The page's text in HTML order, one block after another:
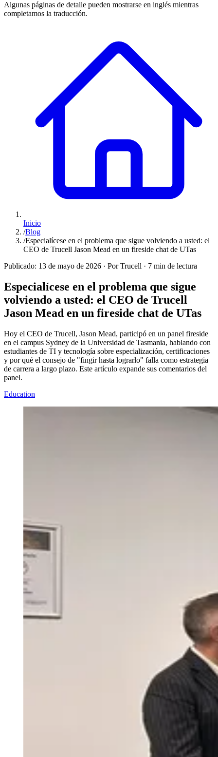
Algunas páginas de detalle pueden mostrarse en inglés mientras
completamos la traducción.
Inicio
/Blog
/Especialícese en el problema que sigue volviendo a usted: el
CEO de Trucell Jason Mead en un fireside chat de UTas
Publicado: 13 de mayo de 2026 · Por Trucell · 7 min de lectura
Especialícese en el problema que sigue
volviendo a usted: el CEO de Trucell
Jason Mead en un fireside chat de UTas
Hoy el CEO de Trucell, Jason Mead, participó en un panel fireside
en el campus Sydney de la Universidad de Tasmania, hablando con
estudiantes de TI y tecnología sobre especialización, certificaciones
y por qué el consejo de "fingir hasta lograrlo" falla como estrategia
de carrera a largo plazo. Este artículo expande sus comentarios del
panel.
Education